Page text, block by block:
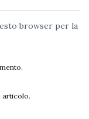
browser per la
articolo.